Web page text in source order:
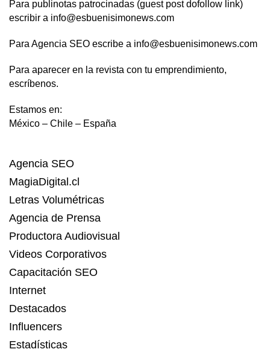
Para publinotas patrocinadas (guest post dofollow link)
escribir a info@esbuenisimonews.com
Para Agencia SEO escribe a info@esbuenisimonews.com
Para aparecer en la revista con tu emprendimiento,
escríbenos.
Estamos en:
México – Chile – España
Agencia SEO
MagiaDigital.cl
Letras Volumétricas
Agencia de Prensa
Productora Audiovisual
Videos Corporativos
Capacitación SEO
Internet
Destacados
Influencers
Estadísticas